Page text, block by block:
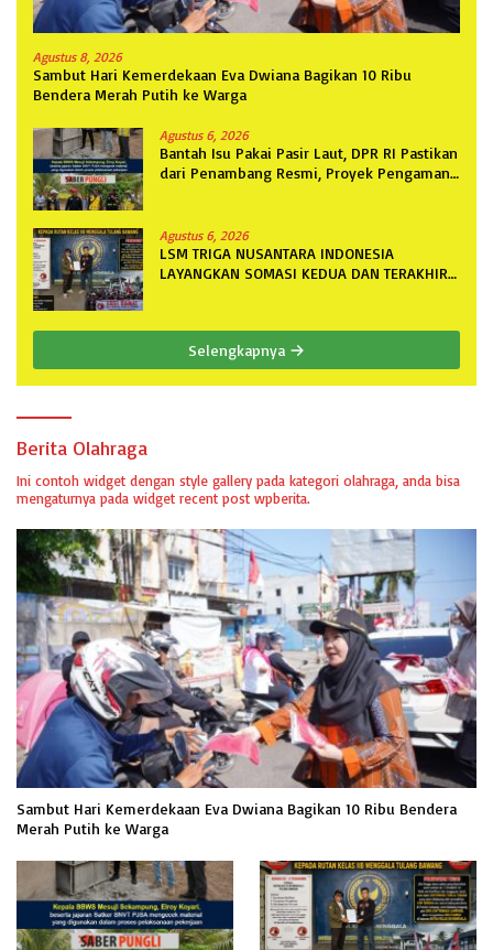
Agustus 8, 2026
Sambut Hari Kemerdekaan Eva Dwiana Bagikan 10 Ribu
Bendera Merah Putih ke Warga
Agustus 6, 2026
Bantah Isu Pakai Pasir Laut, DPR RI Pastikan
dari Penambang Resmi, Proyek Pengaman
Agustus 6, 2026
LSM TRIGA NUSANTARA INDONESIA
LAYANGKAN SOMASI KEDUA DAN TERAKHIR
Selengkapnya
Berita Olahraga
Ini contoh widget dengan style gallery pada kategori olahraga, anda bisa
mengaturnya pada widget recent post wpberita.
Sambut Hari Kemerdekaan Eva Dwiana Bagikan 10 Ribu Bendera
Merah Putih ke Warga